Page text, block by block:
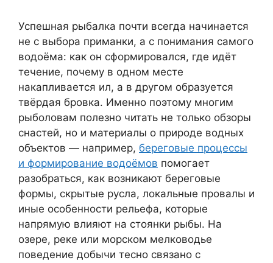
Успешная рыбалка почти всегда начинается
не с выбора приманки, а с понимания самого
водоёма: как он сформировался, где идёт
течение, почему в одном месте
накапливается ил, а в другом образуется
твёрдая бровка. Именно поэтому многим
рыболовам полезно читать не только обзоры
снастей, но и материалы о природе водных
объектов — например, береговые процессы
и формирование водоёмов помогает
разобраться, как возникают береговые
формы, скрытые русла, локальные провалы и
иные особенности рельефа, которые
напрямую влияют на стоянки рыбы. На
озере, реке или морском мелководье
поведение добычи тесно связано с